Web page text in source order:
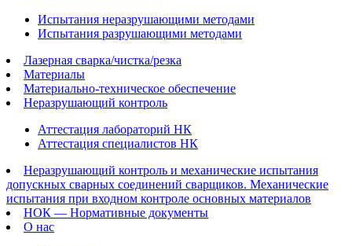
Испытания неразрушающими методами
Испытания разрушающими методами
Лазерная сварка/чистка/резка
Материалы
Материально-техническое обеспечение
Неразрушающий контроль
Аттестация лабораторий НК
Аттестация специалистов НК
Неразрушающий контроль и механические испытания
допускных сварных соединений сварщиков. Механические
испытания при входном контроле основных материалов
НОК — Нормативные документы
О нас